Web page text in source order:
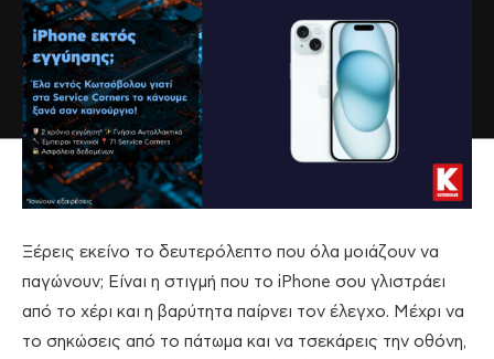
Ξέρεις εκείνο το δευτερόλεπτο που όλα μοιάζουν να
παγώνουν; Είναι η στιγμή που το iPhone σου γλιστράει
από το χέρι και η βαρύτητα παίρνει τον έλεγχο. Μέχρι να
το σηκώσεις από το πάτωμα και να τσεκάρεις την οθόνη,